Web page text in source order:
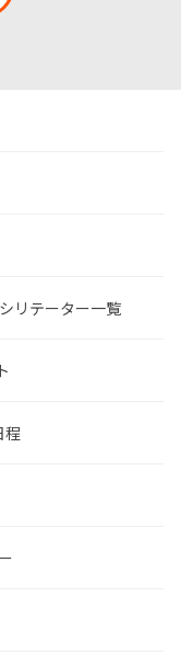
リテーター一覧
程